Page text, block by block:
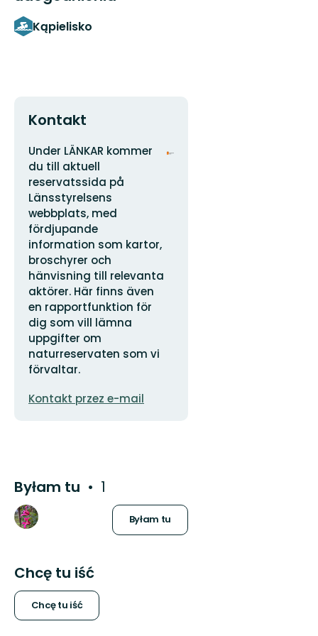
Kąpielisko
Kontakt
Adres
Under LÄNKAR kommer
du till aktuell
reservatssida på
Länsstyrelsens
webbplats, med
fördjupande
information som kartor,
broschyrer och
hänvisning till relevanta
aktörer. Här finns även
en rapportfunktion för
dig som vill lämna
uppgifter om
naturreservaten som vi
förvaltar.
e-
Kontakt przez e-mail
Logotyp
Byłam tu 1
Byłam tu
Chcę tu iść
Chcę tu iść